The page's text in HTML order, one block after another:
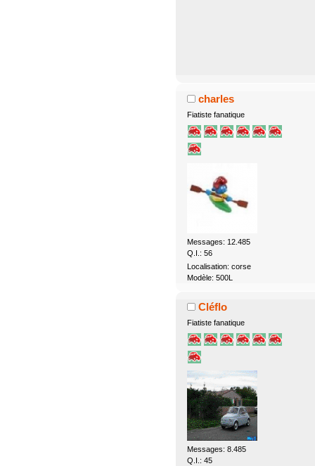
charles
Fiatiste fanatique
Messages: 12.485
Q.I.: 56
Localisation: corse
Modèle: 500L
Cléflo
Fiatiste fanatique
Messages: 8.485
Q.I.: 45